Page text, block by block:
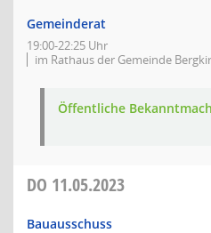
Gemeinderat
19:00-22:25 Uhr
im Rathaus der Gemeinde
Öffentliche
DO 11.05.2023
Bauausschuss